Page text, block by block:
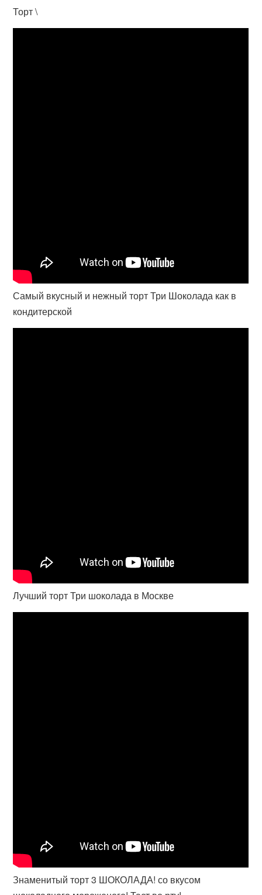
Торт \
Самый вкусный и нежный торт Три Шоколада как в
кондитерской
Лучший торт Три шоколада в Москве
Знаменитый торт 3 ШОКОЛАДА! со вкусом